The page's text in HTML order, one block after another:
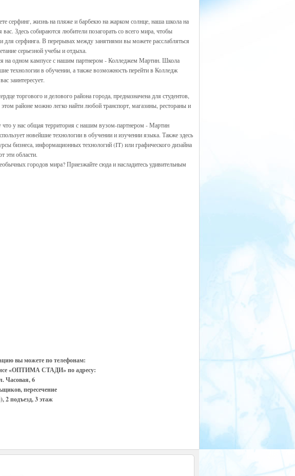
серфинг, жизнь на пляже и барбекю на жарком солнце, наша школа на
Здесь собираются любители позагорать со всего мира, чтобы
для серфинга. В перерывах между занятиями вы можете расслабляться
серьезной учебы и отдыха.
на одном кампусе с нашим партнером - Колледжем Мартин. Школа
технологии в обучении, а также возможность перейти в Колледж
заинтересует.
торгового и делового района города, предназначена для студентов,
районе можно легко найти любой транспорт, магазины, рестораны и
у нас общая территория с нашим вузом-партнером - Мартин
новейшие технологии в обучении и изучении языка. Также здесь
бизнеса, информационных технологий (IT) или графического дизайна
эти области.
городов мира? Приезжайте сюда и насладитесь удивительным
вы можете по телефонам:
«ОПТИМА СТАДИ» по адресу:
Часовая, 6
пересечение
2 подъезд, 3 этаж